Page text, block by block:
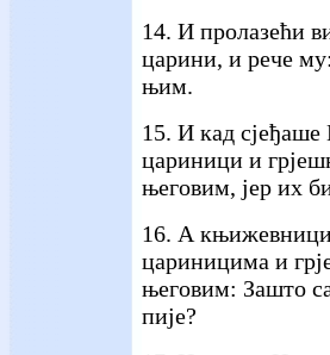
14. И пролазећи
царини, и рече
њим.
15. И кад сјеђаше
цариници и
његовим, јер их
16. А књижевници
цариницима и
његовим: Зашто
пије?